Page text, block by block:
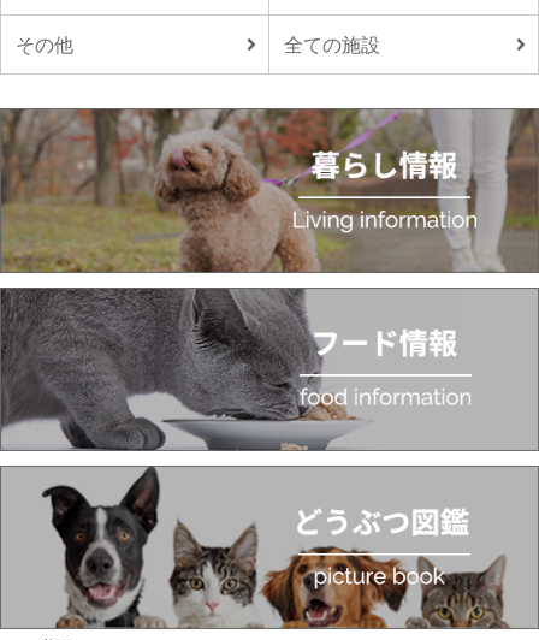
その他 全ての施設